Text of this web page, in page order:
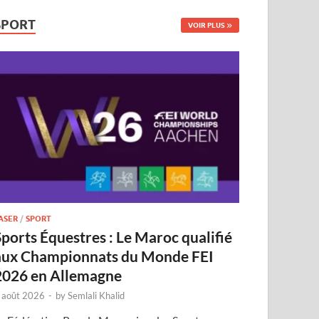
VOIR PLUS
/SPORT
Équestres : Le Maroc qualifié
Championnats du Monde FEI
en Allemagne
2026 - bySemlali Khalid